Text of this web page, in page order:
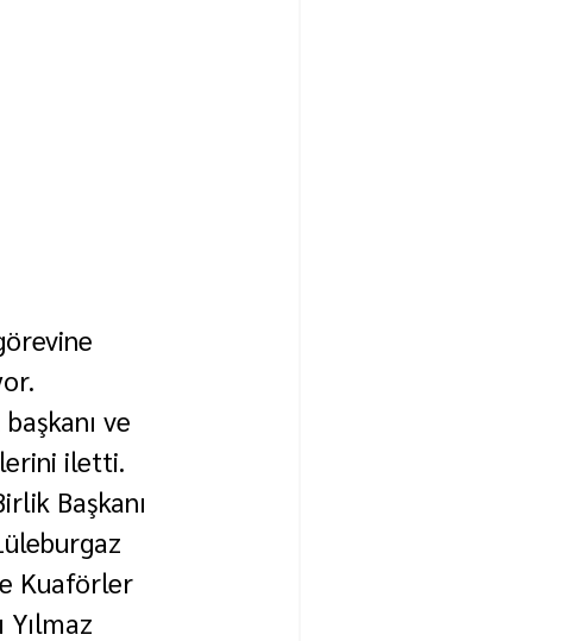
ve
iletti.
Başkanı
Kuaförler
Yılmaz